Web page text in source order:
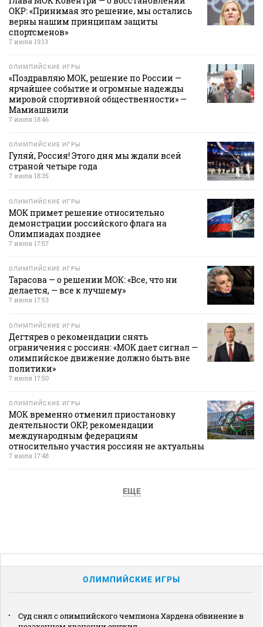
ОКР: «Принимая это решение, мы остались
верны нашим принципам защиты
спортсменов»
7 июля 19:13
ОЛИМПИЙСКИЕ ИГРЫ
«Поздравляю МОК, решение по России —
ярчайшее событие и огромные надежды
мировой спортивной общественности» —
Мамиашвили
7 июля 18:46
ОЛИМПИЙСКИЕ ИГРЫ
Гуляй, Россия! Этого дня мы ждали всей
страной четыре года
7 июля 18:35
ОЛИМПИЙСКИЕ ИГРЫ
МОК примет решение относительно
демонстрации российского флага на
Олимпиадах позднее
7 июля 17:57
ОЛИМПИЙСКИЕ ИГРЫ
Тарасова — о решении МОК: «Все, что ни
делается, — все к лучшему»
7 июля 17:53
ОЛИМПИЙСКИЕ ИГРЫ
Дегтярев о рекомендации снять
ограничения с россиян: «МОК дает сигнал —
олимпийское движение должно быть вне
политики»
7 июля 17:50
ОЛИМПИЙСКИЕ ИГРЫ
МОК временно отменил приостановку
деятельности ОКР, рекомендации
международным федерациям
относительно участия россиян не актуальны
7 июля 17:48
ЕЩЕ
ОЛИМПИЙСКИЕ ИГРЫ
Суд снял с олимпийского чемпиона Хардена обвинение в